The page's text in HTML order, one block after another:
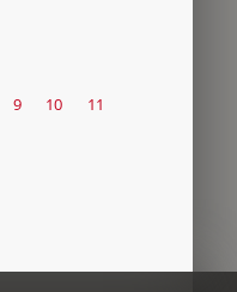
9 10
11